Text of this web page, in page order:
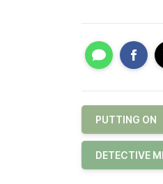
PUTTING ON
DETECTIVE